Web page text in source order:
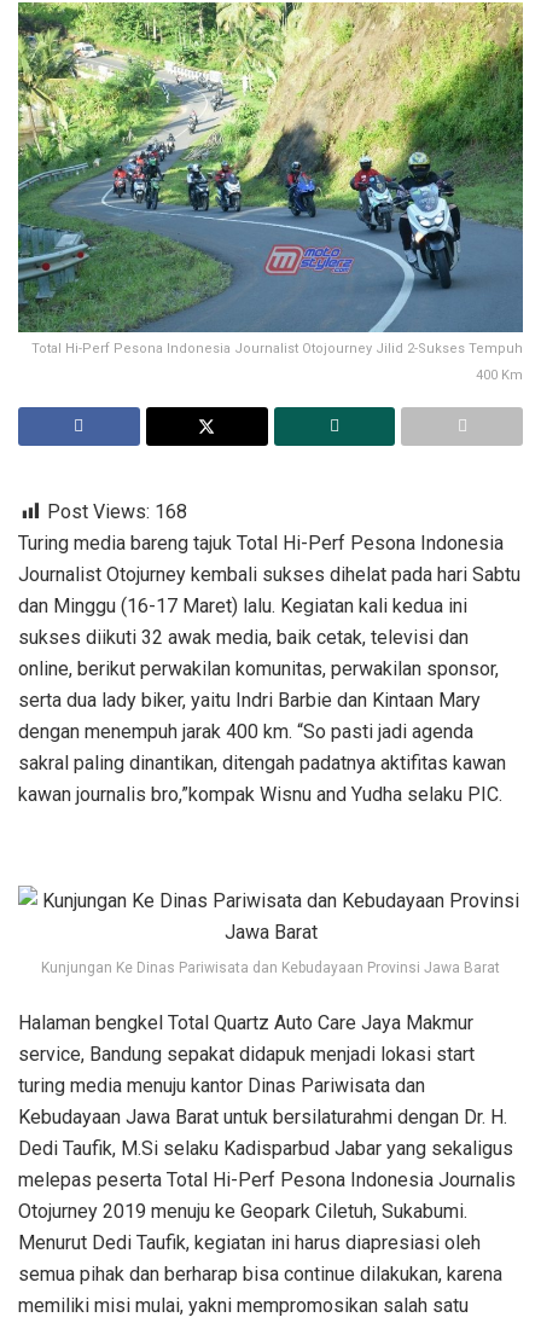
Total Hi-Perf Pesona Indonesia Journalist Otojourney Jilid 2-Sukses Tempuh
400 Km
Post Views: 168
Turing media bareng tajuk Total Hi-Perf Pesona Indonesia
Journalist Otojurney kembali sukses dihelat pada hari Sabtu
dan Minggu (16-17 Maret) lalu. Kegiatan kali kedua ini
sukses diikuti 32 awak media, baik cetak, televisi dan
online, berikut perwakilan komunitas, perwakilan sponsor,
serta dua lady biker, yaitu Indri Barbie dan Kintaan Mary
dengan menempuh jarak 400 km. “So pasti jadi agenda
sakral paling dinantikan, ditengah padatnya aktifitas kawan
kawan journalis bro,”kompak Wisnu and Yudha selaku PIC.
Kunjungan Ke Dinas Pariwisata dan Kebudayaan Provinsi Jawa Barat
Halaman bengkel Total Quartz Auto Care Jaya Makmur
service, Bandung sepakat didapuk menjadi lokasi start
turing media menuju kantor Dinas Pariwisata dan
Kebudayaan Jawa Barat untuk bersilaturahmi dengan Dr. H.
Dedi Taufik, M.Si selaku Kadisparbud Jabar yang sekaligus
melepas peserta Total Hi-Perf Pesona Indonesia Journalis
Otojurney 2019 menuju ke Geopark Ciletuh, Sukabumi.
Menurut Dedi Taufik, kegiatan ini harus diapresiasi oleh
semua pihak dan berharap bisa continue dilakukan, karena
memiliki misi mulai, yakni mempromosikan salah satu